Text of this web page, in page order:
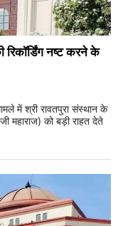
रिकॉर्डिंग नष्ट करने के
में श्री रावतपुरा संस्थान के
महाराज) को बड़ी राहत देते